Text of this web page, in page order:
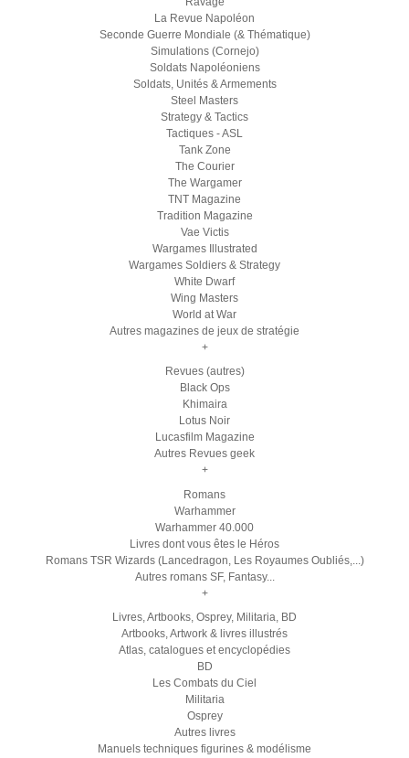
La Revue Napoléon
Seconde Guerre Mondiale (& Thématique)
Simulations (Cornejo)
Soldats Napoléoniens
Soldats, Unités & Armements
Steel Masters
Strategy & Tactics
Tactiques - ASL
Tank Zone
The Courier
The Wargamer
TNT Magazine
Tradition Magazine
Vae Victis
Wargames Illustrated
Wargames Soldiers & Strategy
White Dwarf
Wing Masters
World at War
Autres magazines de jeux de stratégie
+
Revues (autres)
Black Ops
Khimaira
Lotus Noir
Lucasfilm Magazine
Autres Revues geek
+
Romans
Warhammer
Warhammer 40.000
Livres dont vous êtes le Héros
Romans TSR Wizards (Lancedragon, Les Royaumes Oubliés,...)
Autres romans SF, Fantasy...
+
Livres, Artbooks, Osprey, Militaria, BD
Artbooks, Artwork & livres illustrés
Atlas, catalogues et encyclopédies
BD
Les Combats du Ciel
Militaria
Osprey
Autres livres
Manuels techniques figurines & modélisme